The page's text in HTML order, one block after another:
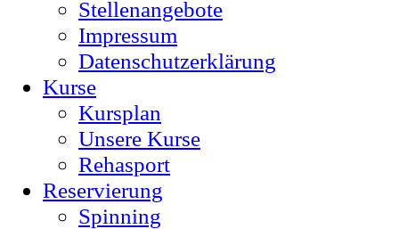
Stellenangebote
Impressum
Datenschutzerklärung
Kurse
Kursplan
Unsere Kurse
Rehasport
Reservierung
Spinning